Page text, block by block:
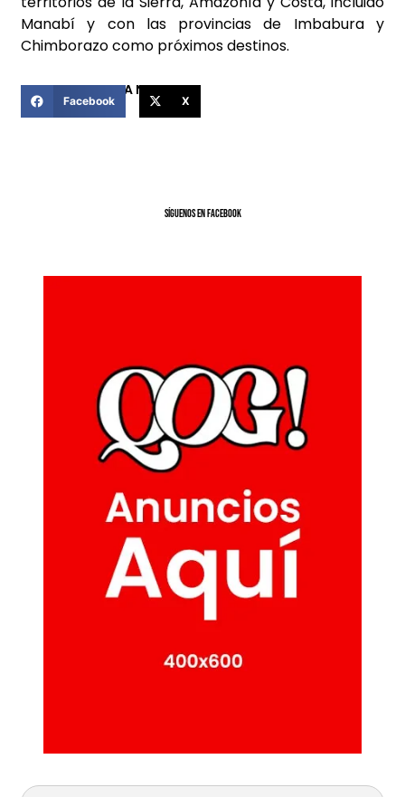
Manabí y con las provincias de Imbabura y
Chimborazo como próximos destinos.
COMPARTIR ESTA NOTICIA
Facebook X
SíGUENOS EN FACEBOOK